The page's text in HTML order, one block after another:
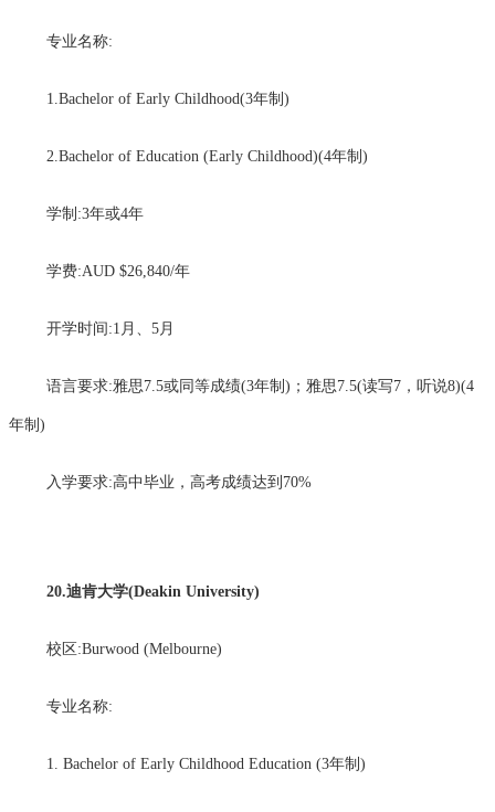
专业名称:
1.Bachelor of Early Childhood(3年制)
2.Bachelor of Education (Early Childhood)(4年制)
学制:3年或4年
学费:AUD $26,840/年
开学时间:1月、5月
语言要求:雅思7.5或同等成绩(3年制)；雅思7.5(读写7，听说8)(4
年制)
入学要求:高中毕业，高考成绩达到70%
20.迪肯大学(Deakin University)
校区:Burwood (Melbourne)
专业名称:
1. Bachelor of Early Childhood Education (3年制)